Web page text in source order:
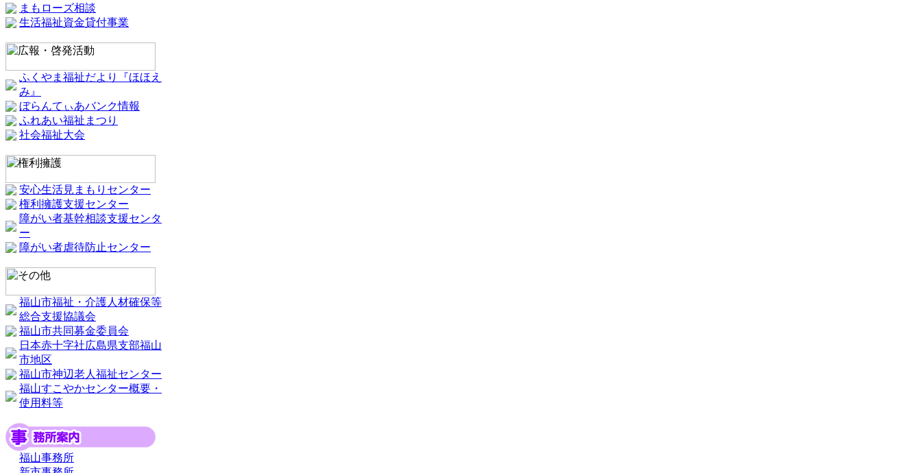
まもローズ相談
生活福祉資金貸付事業
ふくやま福祉だより『ほほえ
み』
ぼらんてぃあバンク情報
ふれあい福祉まつり
社会福祉大会
安心生活見まもりセンター
権利擁護支援センター
障がい者基幹相談支援センタ
ー
障がい者虐待防止センター
福山市福祉・介護人材確保等
総合支援協議会
福山市共同募金委員会
日本赤十字社広島県支部福山
市地区
福山市神辺老人福祉センター
福山すこやかセンター概要・
使用料等
福山事務所